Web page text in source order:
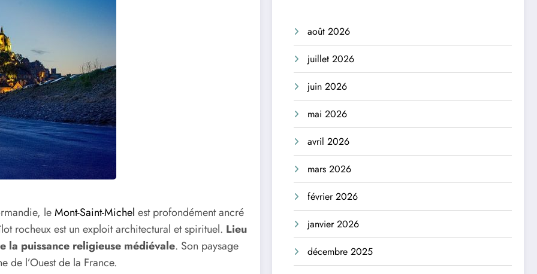
leMont-Saint-Michel est profondément ancré
rocheux est un exploit architectural et spirituel. Lieu
la puissance religieuse médiévale. Son paysage
de l’Ouest de la France.
août 2026
juillet 2026
juin 2026
mai 2026
avril 2026
mars 2026
février 2026
janvier 2026
décembre 2025